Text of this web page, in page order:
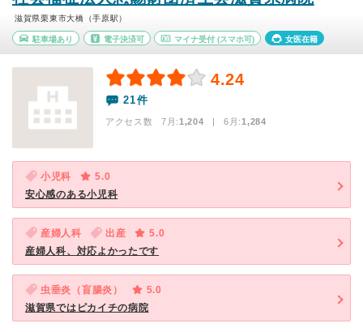
滋賀県栗東市大橋（手原駅）
駐車場あり 電子決済可 マイナ受付 (スマホ可) 女医在籍
4.24
21件
アクセス数 7月:1,204 | 6月:1,284
小児科
5.0
安心感のある小児科
産婦人科 出産
5.0
産婦人科、対応よかったです
虫垂炎（盲腸炎）
5.0
滋賀県ではピカイチの病院